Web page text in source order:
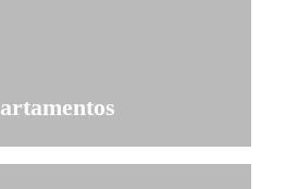
disponibilidad